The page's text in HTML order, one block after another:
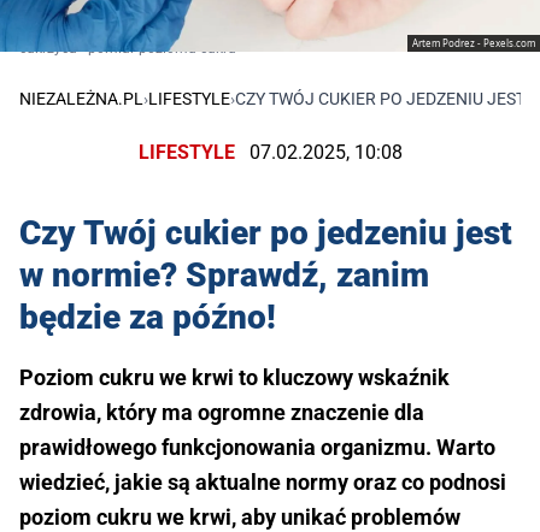
Artem Podrez - Pexels.com
cukrzyca - pomiar poziomu cukru
NIEZALEŻNA.PL ›LIFESTYLE›CZY TWÓJ CUKIER PO JEDZENIU JEST
LIFESTYLE 07.02.2025, 10:08
Czy Twój cukier po jedzeniu jest
w normie? Sprawdź, zanim
będzie za późno!
Poziom cukru we krwi to kluczowy wskaźnik
zdrowia, który ma ogromne znaczenie dla
prawidłowego funkcjonowania organizmu. Warto
wiedzieć, jakie są aktualne normy oraz co podnosi
poziom cukru we krwi, aby unikać problemów